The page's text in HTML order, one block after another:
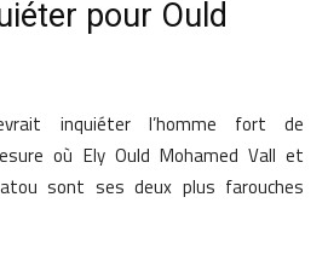
pour Ould
inquiéter l’homme fort de
où Ely Ould Mohamed Vall et
sont ses deux plus farouches